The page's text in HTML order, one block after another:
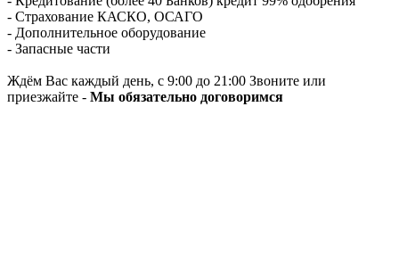
- Страхование КАСКО, ОСАГО
- Дополнительное оборудование
- Запасные части
Ждём Вас каждый день, с 9:00 до 21:00 Звоните или
приезжайте - Мы обязательно договоримся